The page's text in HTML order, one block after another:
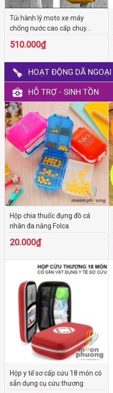
Túi hành lý moto xe máy
chống nước cao cấp chuy...
510.000₫
HOẠT ĐỘNG DÃ NGOẠI
HỖ TRỢ - SINH TỒN
Hộp chia thuốc đựng đồ cá
nhân đa năng Folca
20.000₫
Hộp y tế sơ cấp cứu 18 món có
sẵn dụng cụ cứu thương